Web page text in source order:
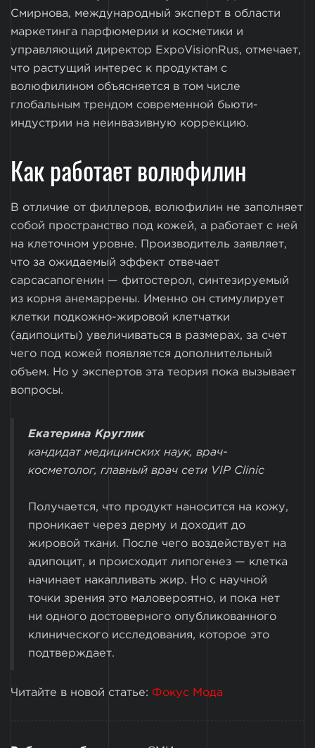
Смирнова, международный эксперт в области
маркетинга парфюмерии и косметики и
управляющий директор ExpoVisionRus, отмечает,
что растущий интерес к продуктам с
волюфилином объясняется в том числе
глобальным трендом современной бьюти-
индустрии на неинвазивную коррекцию.
Как работает волюфилин
В отличие от филлеров, волюфилин не заполняет
собой пространство под кожей, а работает с ней
на клеточном уровне. Производитель заявляет,
что за ожидаемый эффект отвечает
сарсасапогенин — фитостерол, синтезируемый
из корня анемаррены. Именно он стимулирует
клетки подкожно-жировой клетчатки
(адипоциты) увеличиваться в размерах, за счет
чего под кожей появляется дополнительный
объем. Но у экспертов эта теория пока вызывает
вопросы.
Екатерина Круглик
кандидат медицинских наук, врач-
косметолог, главный врач сети VIP Clinic
Получается, что продукт наносится на кожу,
проникает через дерму и доходит до
жировой ткани. После чего воздействует на
адипоцит, и происходит липогенез — клетка
начинает накапливать жир. Но с научной
точки зрения это маловероятно, и пока нет
ни одного достоверного опубликованного
клинического исследования, которое это
подтверждает.
Читайте в новой статье: Фокус Мода